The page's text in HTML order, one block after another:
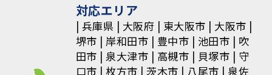
対応エリア
兵庫県 大阪府 東大阪市
大阪市
堺市
岸和田市 豊中市 池田市
吹
田市
泉大津市 高槻市 貝塚市
守
口市
枚方市 茨木市 八尾市
泉佐